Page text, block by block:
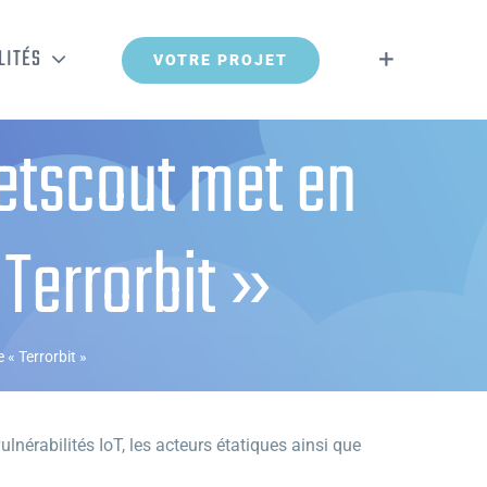
VOTRE PROJET
met en
»
« Terrorbit »
IoT, les acteurs étatiques ainsi que